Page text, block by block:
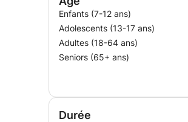
Enfants (7-12 ans)
Adolescents (13-17 ans)
Adultes (18-64 ans)
Seniors (65+ ans)
Durée